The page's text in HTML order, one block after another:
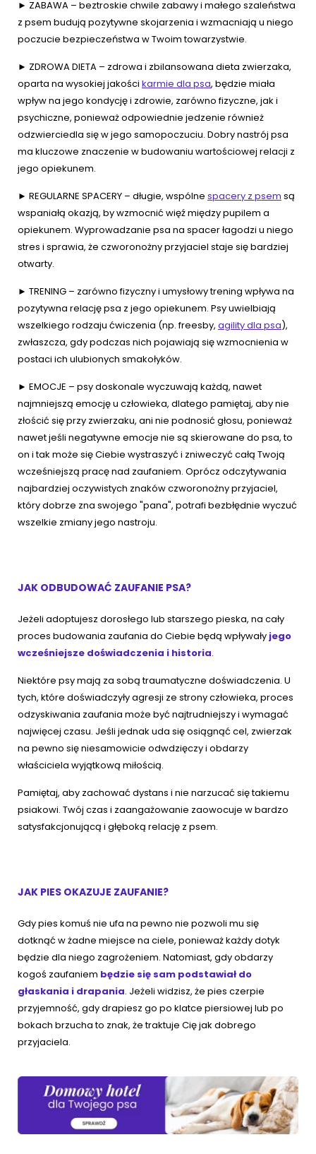
► ZABAWA – beztroskie chwile zabawy i małego szaleństwa
z psem budują pozytywne skojarzenia i wzmacniają u niego
poczucie bezpieczeństwa w Twoim towarzystwie.
► ZDROWA DIETA – zdrowa i zbilansowana dieta zwierzaka,
oparta na wysokiej jakości karmie dla psa, będzie miała
wpływ na jego kondycję i zdrowie, zarówno fizyczne, jak i
psychiczne, ponieważ odpowiednie jedzenie również
odzwierciedla się w jego samopoczuciu. Dobry nastrój psa
ma kluczowe znaczenie w budowaniu wartościowej relacji z
jego opiekunem.
► REGULARNE SPACERY – długie, wspólne spacery z psem są
wspaniałą okazją, by wzmocnić więź między pupilem a
opiekunem. Wyprowadzanie psa na spacer łagodzi u niego
stres i sprawia, że czworonożny przyjaciel staje się bardziej
otwarty.
► TRENING – zarówno fizyczny i umysłowy trening wpływa na
pozytywna relację psa z jego opiekunem. Psy uwielbiają
wszelkiego rodzaju ćwiczenia (np. freesby, agility dla psa),
zwłaszcza, gdy podczas nich pojawiają się wzmocnienia w
postaci ich ulubionych smakołyków.
► EMOCJE – psy doskonale wyczuwają każdą, nawet
najmniejszą emocję u człowieka, dlatego pamiętaj, aby nie
złościć się przy zwierzaku, ani nie podnosić głosu, ponieważ
nawet jeśli negatywne emocje nie są skierowane do psa, to
on i tak może się Ciebie wystraszyć i zniweczyć całą Twoją
wcześniejszą pracę nad zaufaniem. Oprócz odczytywania
najbardziej oczywistych znaków czworonożny przyjaciel,
który dobrze zna swojego "pana", potrafi bezbłędnie wyczuć
wszelkie zmiany jego nastroju.
JAK ODBUDOWAĆ ZAUFANIE PSA?
Jeżeli adoptujesz dorosłego lub starszego pieska, na cały
proces budowania zaufania do Ciebie będą wpływały jego
wcześniejsze doświadczenia i historia.
Niektóre psy mają za sobą traumatyczne doświadczenia. U
tych, które doświadczyły agresji ze strony człowieka, proces
odzyskiwania zaufania może być najtrudniejszy i wymagać
najwięcej czasu. Jeśli jednak uda się osiągnąć cel, zwierzak
na pewno się niesamowicie odwdzięczy i obdarzy
właściciela wyjątkową miłością.
Pamiętaj, aby zachować dystans i nie narzucać się takiemu
psiakowi. Twój czas i zaangażowanie zaowocuje w bardzo
satysfakcjonującą i głęboką relację z psem.
JAK PIES OKAZUJE ZAUFANIE?
Gdy pies komuś nie ufa na pewno nie pozwoli mu się
dotknąć w żadne miejsce na ciele, ponieważ każdy dotyk
będzie dla niego zagrożeniem. Natomiast, gdy obdarzy
kogoś zaufaniem będzie się sam podstawiał do
głaskania i drapania. Jeżeli widzisz, że pies czerpie
przyjemność, gdy drapiesz go po klatce piersiowej lub po
bokach brzucha to znak, że traktuje Cię jak dobrego
przyjaciela.